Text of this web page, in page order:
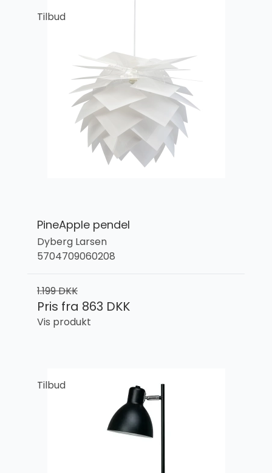
Tilbud
PineApple pendel
Dyberg Larsen
5704709060208
1.199 DKK
Pris fra 863 DKK
Vis produkt
Tilbud